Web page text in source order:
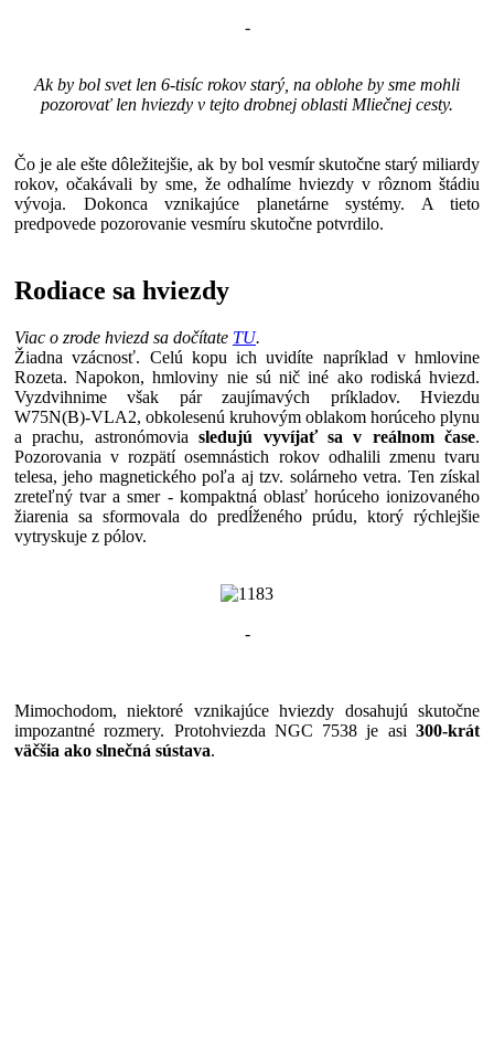
-
Ak by bol svet len 6-tisíc rokov starý, na oblohe by sme mohli
pozorovať len hviezdy v tejto drobnej oblasti Mliečnej cesty.
Čo je ale ešte dôležitejšie, ak by bol vesmír skutočne starý miliardy
rokov, očakávali by sme, že odhalíme hviezdy v rôznom štádiu
vývoja. Dokonca vznikajúce planetárne systémy. A tieto
predpovede pozorovanie vesmíru skutočne potvrdilo.
Rodiace sa hviezdy
Viac o zrode hviezd sa dočítate TU.
Žiadna vzácnosť. Celú kopu ich uvidíte napríklad v hmlovine
Rozeta. Napokon, hmloviny nie sú nič iné ako rodiská hviezd.
Vyzdvihnime však pár zaujímavých príkladov. Hviezdu
W75N(B)-VLA2, obkolesenú kruhovým oblakom horúceho plynu
a prachu, astronómoviasledujú vyvíjať sa v reálnom čase.
Pozorovania v rozpätí osemnástich rokov odhalili zmenu tvaru
telesa, jeho magnetického poľa aj tzv. solárneho vetra. Ten získal
zreteľný tvar a smer - kompaktná oblasť horúceho ionizovaného
žiarenia sa sformovala do predĺženého prúdu, ktorý rýchlejšie
vytryskuje z pólov.
-
Mimochodom, niektoré vznikajúce hviezdy dosahujú skutočne
impozantné rozmery. Protohviezda NGC 7538 je asi 300-krát
väčšia ako slnečná sústava.